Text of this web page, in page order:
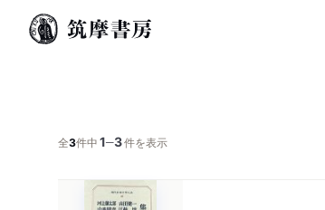
全3件中1─3件を表示